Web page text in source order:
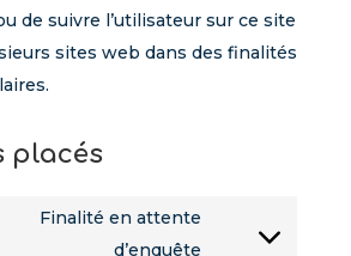
de suivre l’utilisateur sur ce site
sites web dans des finalités
placés
Finalité en attente
d’enquête
Consent